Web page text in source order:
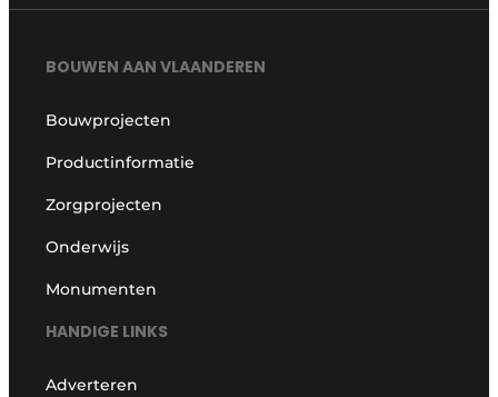
BOUWEN AAN VLAANDEREN
Bouwprojecten
Productinformatie
Zorgprojecten
Onderwijs
Monumenten
HANDIGE LINKS
Adverteren